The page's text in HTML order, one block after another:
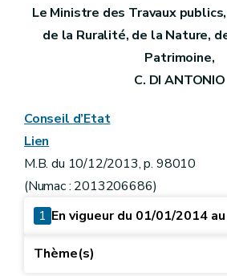
Le Ministre des Travaux
de la Ruralité, de la Nature,
Patrimoine,
C. DI ANTONIO
Conseil d’Etat
Lien
M.B. du 10/12/2013, p. 98010
(Numac : 2013206686)
1 En vigueur du 01/01/2014 au
Thème(s)